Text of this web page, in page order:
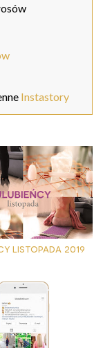
Instastory
listopada 2019